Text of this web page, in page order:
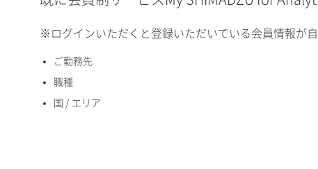
国 / エリア
※ログインいただくと登録いただいている会員情報が
ご勤務先
職種
国 / エリア